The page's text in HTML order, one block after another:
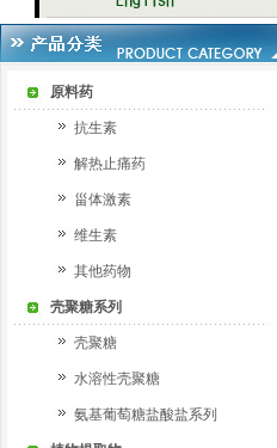
原料药
抗生素
解热止痛药
甾体激素
维生素
其他药物
壳聚糖系列
壳聚糖
水溶性壳聚糖
氨基葡萄糖盐酸盐系列